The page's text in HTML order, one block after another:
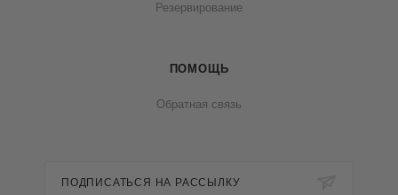
Резервирование
ПОМОЩЬ
Обратная связь
ПОДПИСАТЬСЯ НА РАССЫЛКУ